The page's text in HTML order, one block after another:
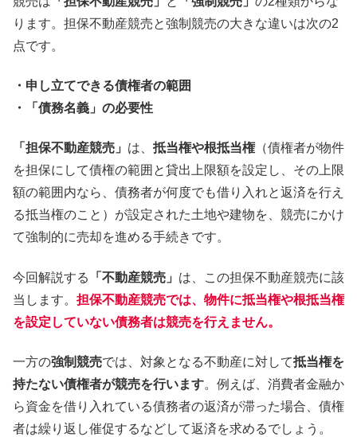
ります。担保不動産競売と強制競売の大きな違いは次の2
点です。
・申し立てできる債権者の範囲
・「債務名義」の必要性
「担保不動産競売」 は、 抵当権や根抵当権（債権者が物件
を担保にして債権の範囲と貸出上限額を設定し、その上限
額の範囲内なら、債務者が何度でも借り入れと返済を行え
る抵当権のこと）が設定された土地や建物を、競売にかけ
て強制的に売却を進める手続きです。
今回解説する 「不動産競売」 は、この担保不動産競売に該
当します。 担保不動産競売では、物件に抵当権や根抵当権
を設定していない債務者は競売を行えません。
一方の強制競売では、対象となる不動産に対して抵当権を
持たない債権者が競売を行います。例えば、消費者金融か
ら資金を借り入れている債務者の返済が滞った場合、債権
者は繰り返し催促するなどして返済を求めるでしょう。